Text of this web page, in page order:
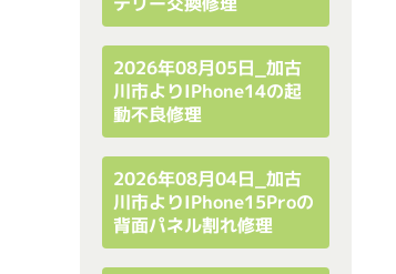
2026年08月05日_加古
川市よりiPhone14の起
動不良修理
2026年08月04日_加古
川市よりiPhone15Proの
背面パネル割れ修理